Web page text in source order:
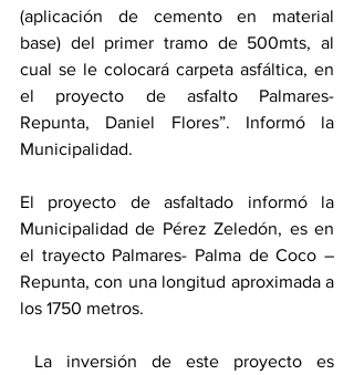
(aplicación de cemento en material
base) del primer tramo de 500mts, al
cual se le colocará carpeta asfáltica, en
el proyecto de asfalto Palmares-
Repunta, Daniel Flores”. Informó la
Municipalidad.
El proyecto de asfaltado informó la
Municipalidad de Pérez Zeledón, es en
el trayecto Palmares- Palma de Coco –
Repunta, con una longitud aproximada a
los 1750 metros.